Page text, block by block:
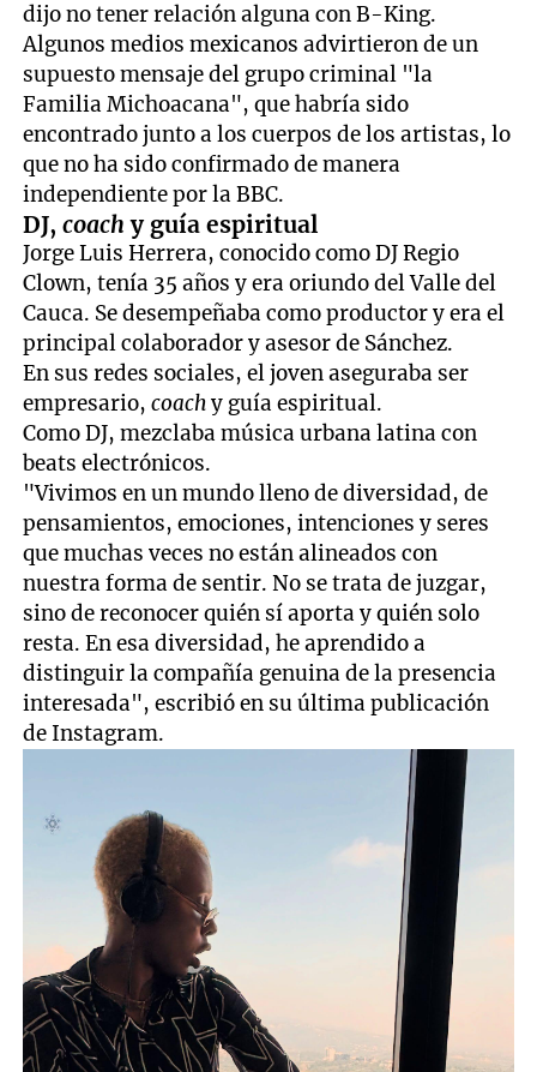
dijo no tener relación alguna con B-King.
Algunos medios mexicanos advirtieron de un
supuesto mensaje del grupo criminal "la
Familia Michoacana", que habría sido
encontrado junto a los cuerpos de los artistas, lo
que no ha sido confirmado de manera
independiente por la BBC.
DJ,coach y guía espiritual
Jorge Luis Herrera, conocido como DJ Regio
Clown, tenía 35 años y era oriundo del Valle del
Cauca. Se desempeñaba como productor y era el
principal colaborador y asesor de Sánchez.
En sus redes sociales, el joven aseguraba ser
empresario,coachy guía espiritual.
Como DJ, mezclaba música urbana latina con
beats electrónicos.
"Vivimos en un mundo lleno de diversidad, de
pensamientos, emociones, intenciones y seres
que muchas veces no están alineados con
nuestra forma de sentir. No se trata de juzgar,
sino de reconocer quién sí aporta y quién solo
resta. En esa diversidad, he aprendido a
distinguir la compañía genuina de la presencia
interesada", escribió en su última publicación
de Instagram.